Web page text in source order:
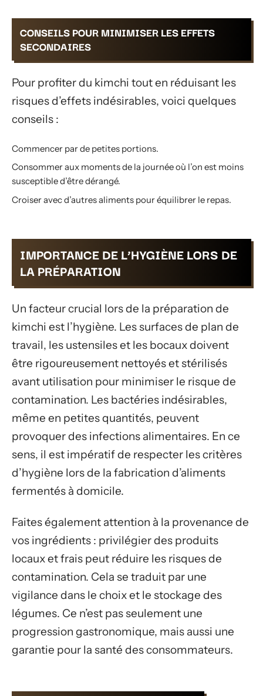
CONSEILS POUR MINIMISER LES EFFETS
SECONDAIRES
Pour profiter du kimchi tout en réduisant les
risques d’effets indésirables, voici quelques
conseils :
Commencer par de petites portions.
Consommer aux moments de la journée où l’on est moins
susceptible d’être dérangé.
Croiser avec d’autres aliments pour équilibrer le repas.
IMPORTANCE DE L’HYGIÈNE LORS DE
LA PRÉPARATION
Un facteur crucial lors de la préparation de
kimchi est l’hygiène. Les surfaces de plan de
travail, les ustensiles et les bocaux doivent
être rigoureusement nettoyés et stérilisés
avant utilisation pour minimiser le risque de
contamination. Les bactéries indésirables,
même en petites quantités, peuvent
provoquer des infections alimentaires. En ce
sens, il est impératif de respecter les critères
d’hygiène lors de la fabrication d’aliments
fermentés à domicile.
Faites également attention à la provenance de
vos ingrédients : privilégier des produits
locaux et frais peut réduire les risques de
contamination. Cela se traduit par une
vigilance dans le choix et le stockage des
légumes. Ce n’est pas seulement une
progression gastronomique, mais aussi une
garantie pour la santé des consommateurs.